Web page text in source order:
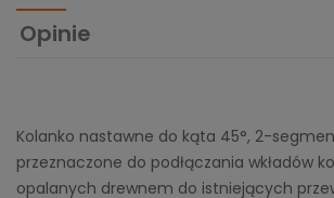
Opinie
Kolanko nastawne do kąta 45°, 2-
przeznaczone do podłączania wkładów
opalanych drewnem do istniejących